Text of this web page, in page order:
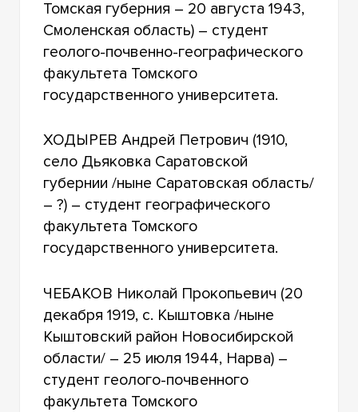
Томская губерния – 20 августа 1943,
Смоленская область) – студент
геолого-почвенно-географического
факультета Томского
государственного университета.
ХОДЫРЕВ Андрей Петрович (1910,
село Дьяковка Саратовской
губернии /ныне Саратовская область/
– ?) – студент географического
факультета Томского
государственного университета.
ЧЕБАКОВ Николай Прокопьевич (20
декабря 1919, с. Кыштовка /ныне
Кыштовский район Новосибирской
области/ – 25 июля 1944, Нарва) –
студент геолого-почвенного
факультета Томского